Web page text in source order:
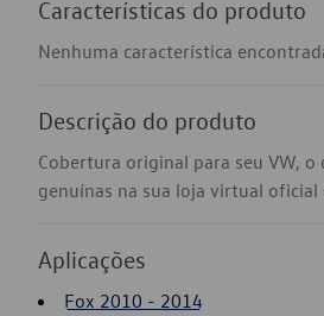
Características do produto
Nenhuma característica
Descrição do produto
Cobertura original para seu VW,
genuínas na sua loja virtual oficial
Aplicações
Fox 2010 - 2014